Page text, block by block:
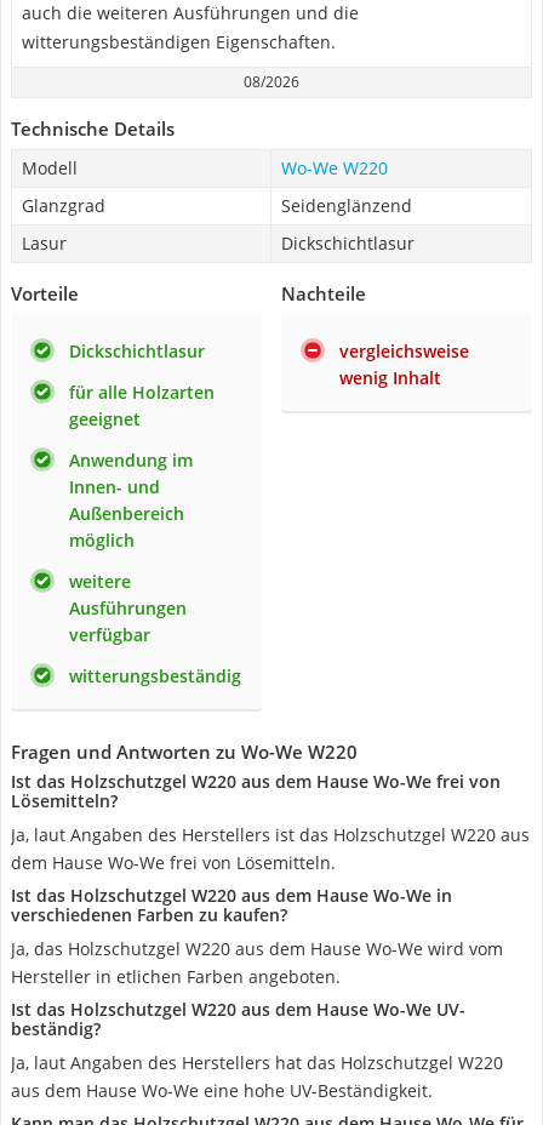
auch die weiteren Ausführungen und die
witterungsbeständigen Eigenschaften.
08/2026
Technische Details
Modell
Wo-We W220
Glanzgrad
Seidenglänzend
Lasur
Dickschichtlasur
Vorteile
Dickschichtlasur
für alle Holzarten
geeignet
Anwendung im
Innen- und
Außenbereich
möglich
weitere
Ausführungen
verfügbar
witterungsbeständig
Nachteile
vergleichsweise
wenig Inhalt
Fragen und Antworten zu Wo-We W220
Ist das Holzschutzgel W220 aus dem Hause Wo-We frei von
Lösemitteln?
Ja, laut Angaben des Herstellers ist das Holzschutzgel W220 aus
dem Hause Wo-We frei von Lösemitteln.
Ist das Holzschutzgel W220 aus dem Hause Wo-We in
verschiedenen Farben zu kaufen?
Ja, das Holzschutzgel W220 aus dem Hause Wo-We wird vom
Hersteller in etlichen Farben angeboten.
Ist das Holzschutzgel W220 aus dem Hause Wo-We UV-
beständig?
Ja, laut Angaben des Herstellers hat das Holzschutzgel W220
aus dem Hause Wo-We eine hohe UV-Beständigkeit.